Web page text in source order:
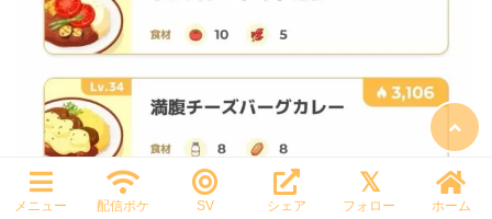
メニュー 配信ポケ SV シェア フォロー ホーム